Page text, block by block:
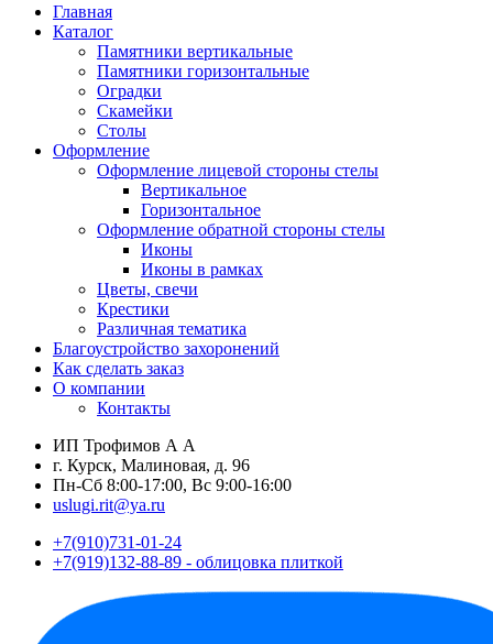
Главная
Каталог
Памятники вертикальные
Памятники горизонтальные
Оградки
Скамейки
Столы
Оформление
Оформление лицевой стороны стелы
Вертикальное
Горизонтальное
Оформление обратной стороны стелы
Иконы
Иконы в рамках
Цветы, свечи
Крестики
Различная тематика
Благоустройство захоронений
Как сделать заказ
О компании
Контакты
ИП Трофимов А А
г. Курск, Малиновая, д. 96
Пн-Сб 8:00-17:00, Вс 9:00-16:00
uslugi.rit@ya.ru
+7(910)731-01-24
+7(919)132-88-89 - облицовка плиткой